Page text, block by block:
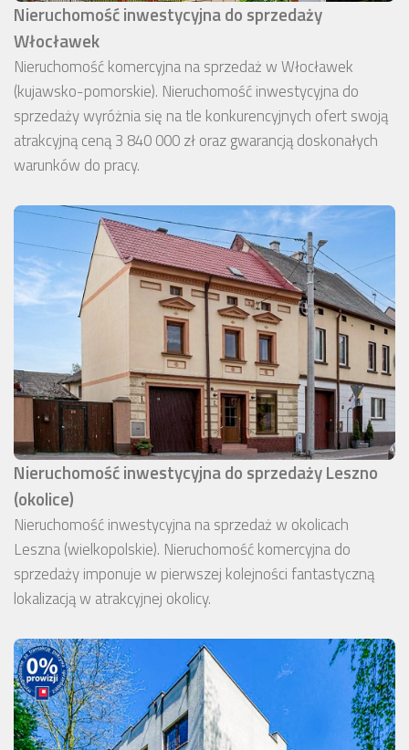
Nieruchomość inwestycyjna do sprzedaży
Włocławek
Nieruchomość komercyjna na sprzedaż w Włocławek
(kujawsko-pomorskie). Nieruchomość inwestycyjna do
sprzedaży wyróżnia się na tle konkurencyjnych ofert swoją
atrakcyjną ceną 3 840 000 zł oraz gwarancją doskonałych
warunków do pracy.
Nieruchomość inwestycyjna do sprzedaży Leszno
(okolice)
Nieruchomość inwestycyjna na sprzedaż w okolicach
Leszna (wielkopolskie). Nieruchomość komercyjna do
sprzedaży imponuje w pierwszej kolejności fantastyczną
lokalizacją w atrakcyjnej okolicy.